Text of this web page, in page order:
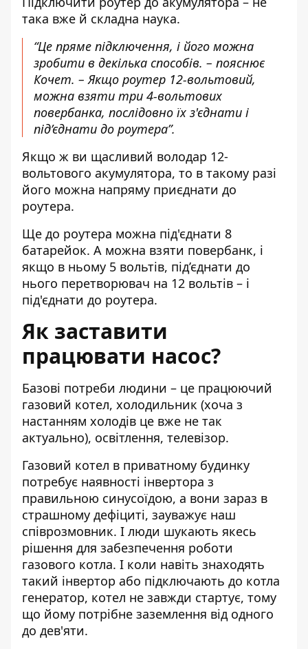
така вже й складна наука.
“Це пряме підключення, і його можна
зробити в декілька способів. – пояснює
Кочет. – Якщо роутер 12-вольтовий,
можна взяти три 4-вольтових
повербанка, послідовно їх з'єднати і
під’єднати до роутера”.
Якщо ж ви щасливий володар 12-
вольтового акумулятора, то в такому разі
його можна напряму приєднати до
роутера.
Ще до роутера можна під'єднати 8
батарейок. А можна взяти повербанк, і
якщо в ньому 5 вольтів, під’єднати до
нього перетворювач на 12 вольтів – і
під'єднати до роутера.
Як заставити
працювати насос?
Базові потреби людини – це працюючий
газовий котел, холодильник (хоча з
настанням холодів це вже не так
актуально), освітлення, телевізор.
Газовий котел в приватному будинку
потребує наявності інвертора з
правильною синусоїдою, а вони зараз в
страшному дефіциті, зауважує наш
співрозмовник. І люди шукають якесь
рішення для забезпечення роботи
газового котла. І коли навіть знаходять
такий інвертор або підключають до котла
генератор, котел не завжди стартує, тому
що йому потрібне заземлення від одного
до дев'яти.